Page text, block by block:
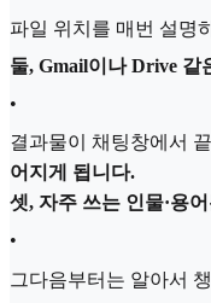
파일 위치를 매번 설명
둘, Gmail이나 Drive 같
•
결과물이 채팅창에서
어지게 됩니다.
셋, 자주 쓰는 인물·용
•
그다음부터는 알아서